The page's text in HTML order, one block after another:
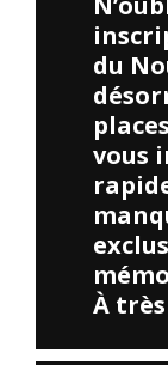
du
vous
À